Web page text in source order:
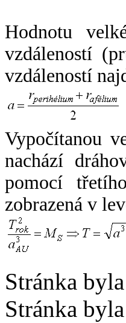
Hodnotu
vzdáleností
vzdáleností
Vypočítanou
nachází
pomocí
zobrazená v
Stránka
Stránka